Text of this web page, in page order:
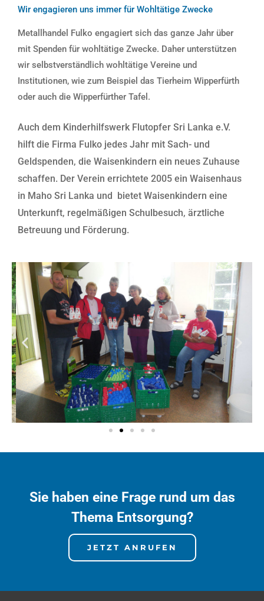
Wir engagieren uns immer für Wohltätige Zwecke
Metallhandel Fulko engagiert sich das ganze Jahr über
mit Spenden für wohltätige Zwecke. Daher unterstützen
wir selbstverständlich wohltätige Vereine und
Institutionen, wie zum Beispiel das Tierheim Wipperfürth
oder auch die Wipperfürther Tafel.
Auch dem Kinderhilfswerk Flutopfer Sri Lanka e.V.
hilft die Firma Fulko jedes Jahr mit Sach- und
Geldspenden, die Waisenkindern ein neues Zuhause
schaffen. Der Verein errichtete 2005 ein Waisenhaus
in Maho Sri Lanka und bietet Waisenkindern eine
Unterkunft, regelmäßigen Schulbesuch, ärztliche
Betreuung und Förderung.
Sie haben eine Frage rund um das
Thema Entsorgung?
JETZT ANRUFEN